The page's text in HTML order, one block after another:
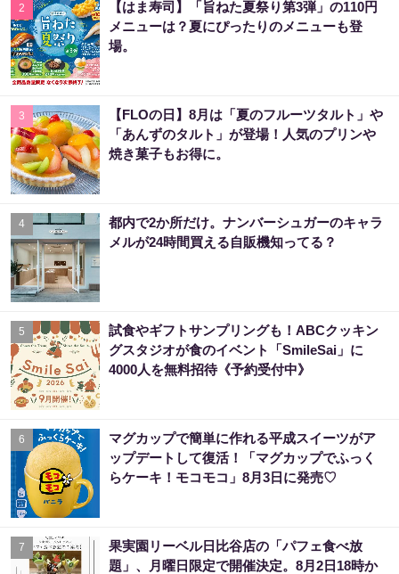
2
【はま寿司】「旨ねた夏祭り第3弾」の110円
メニューは？夏にぴったりのメニューも登
場。
3
【FLOの日】8月は「夏のフルーツタルト」や
「あんずのタルト」が登場！人気のプリンや
焼き菓子もお得に。
4
都内で2か所だけ。ナンバーシュガーのキャラ
メルが24時間買える自販機知ってる？
5
試食やギフトサンプリングも！ABCクッキン
グスタジオが食のイベント「SmileSai」に
4000人を無料招待《予約受付中》
6
マグカップで簡単に作れる平成スイーツがア
ップデートして復活！「マグカップでふっく
らケーキ！モコモコ」8月3日に発売♡
7
果実園リーベル日比谷店の「パフェ食べ放
題」、月曜日限定で開催決定。8月2日18時か